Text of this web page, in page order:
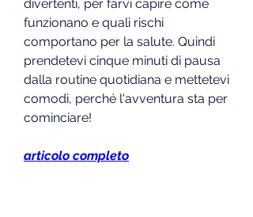
divertenti, per farvi capire come
funzionano e quali rischi
comportano per la salute. Quindi
prendetevi cinque minuti di pausa
dalla routine quotidiana e mettetevi
comodi, perché l'avventura sta per
cominciare!
articolo completo